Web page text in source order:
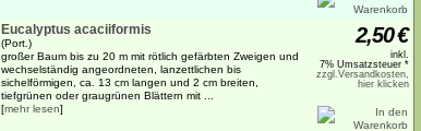
Eucalyptus acaciiformis
(Port.)
großer Baum bis zu 20 m mit rötlich gefärbten Zweigen und
wechselständig angeordneten, lanzettlichen bis
sichelförmigen, ca. 13 cm langen und 2 cm breiten,
tiefgrünen oder graugrünen Blättern mit ...
[mehr lesen]
2,50€
inkl.
7% Umsatzsteuer *
zzgl.Versandkosten,
hier klicken